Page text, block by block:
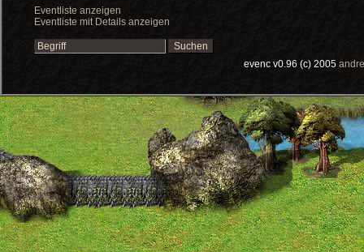
Eventliste anzeigen
Eventliste mit Details anzeigen
evenc v0.96 (c) 2005